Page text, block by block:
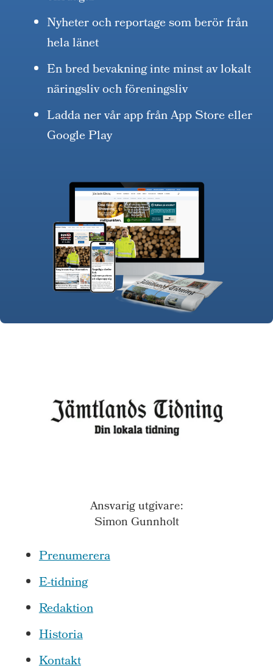
Nyheter och reportage som berör från
hela länet
En bred bevakning inte minst av lokalt
näringsliv och föreningsliv
Ladda ner vår app från App Store eller
Google Play
Ansvarig utgivare:
Simon Gunnholt
Prenumerera
E-tidning
Redaktion
Historia
Kontakt